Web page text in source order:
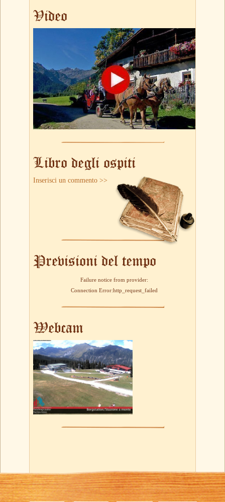
Video
Libro degli ospiti
Inserisci un commento >>
Previsioni del tempo
Failure notice from provider:
Connection Error:http_request_failed
Webcam